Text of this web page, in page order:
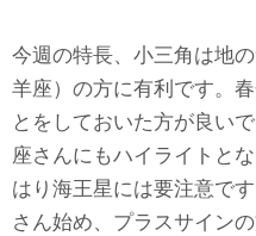
今週の特長、小三角は地
羊座）の方に有利です。
とをしておいた方が良い
座さんにもハイライトと
はり海王星には要注意で
さん始め、プラスサイン